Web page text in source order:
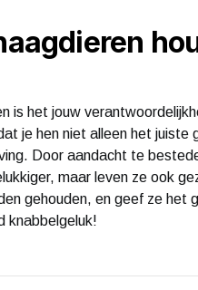
is het jouw
je hen niet alleen het juiste
Door aandacht te
maar leven ze ook
gehouden, en geef ze het
knabbelgeluk!